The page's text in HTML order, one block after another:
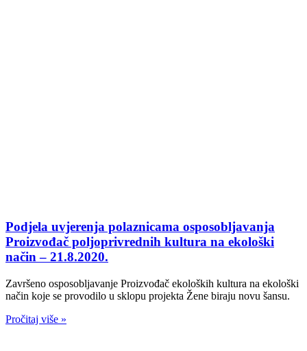
Podjela uvjerenja polaznicama osposobljavanja
Proizvođač poljoprivrednih kultura na ekološki
način – 21.8.2020.
Završeno osposobljavanje Proizvođač ekoloških kultura na ekološki
način koje se provodilo u sklopu projekta Žene biraju novu šansu.
Pročitaj više »